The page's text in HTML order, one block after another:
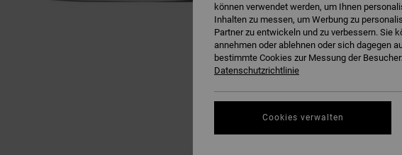
können verwendet werden, um Ihnen
Inhalten zu messen, um Werbung zu
Partner zu entwickeln und zu verbessern. Sie
annehmen oder ablehnen oder sich dagegen
bestimmte Cookies zur Messung der
Datenschutzrichtlinie
Cookies verwalten